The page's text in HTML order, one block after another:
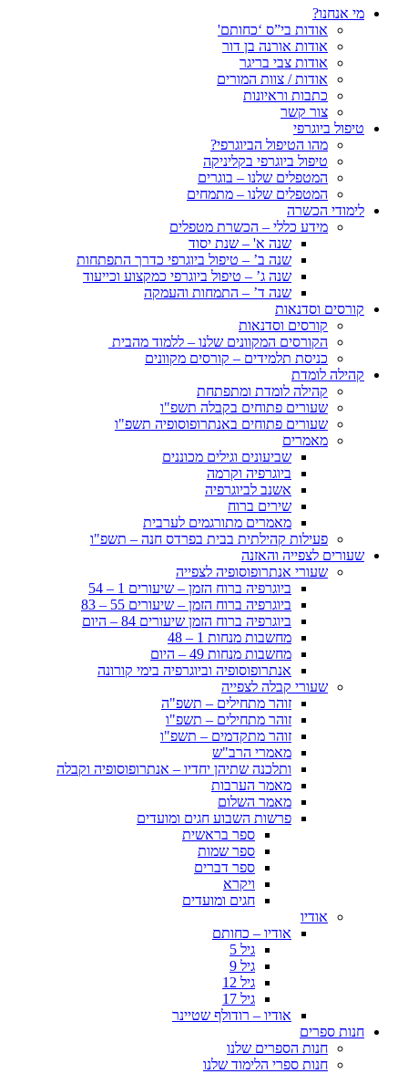
מי אנחנו?
אודות בי”ס ‘כחותם'
אודות אורנה בן דור
אודות צבי בריגר
אודות / צוות המורים
כתבות וראיונות
צור קשר
טיפול ביוגרפי
מהו הטיפול הביוגרפי?
טיפול ביוגרפי בקליניקה
המטפלים שלנו – בוגרים
המטפלים שלנו – מתמחים
לימודי הכשרה
מידע כללי – הכשרת מטפלים
שנה א' – שנת יסוד
שנה ב’ – טיפול ביוגרפי כדרך התפתחות
שנה ג’ – טיפול ביוגרפי כמקצוע וכייעוד
שנה ד’ – התמחות והעמקה
קורסים וסדנאות
קורסים וסדנאות
הקורסים המקוונים שלנו – ללמוד מהבית
כניסת תלמידים – קורסים מקוונים
קהילה לומדת
קהילה לומדת ומתפתחת
שעורים פתוחים בקבלה תשפ"ו
שעורים פתוחים באנתרופוסופיה תשפ"ו
מאמרים
שביעונים וגילים מכוננים
ביוגרפיה וקרמה
אשנב לביוגרפיה
שירים ברוח
מאמרים מתורגמים לערבית
פעילות קהילתית בבית בפרדס חנה – תשפ"ו
שעורים לצפייה והאזנה
שעורי אנתרופוסופיה לצפייה
ביוגרפיה ברוח הזמן – שיעורים 1 – 54
ביוגרפיה ברוח הזמן – שיעורים 55 – 83
ביוגרפיה ברוח הזמן שיעורים 84 – היום
מחשבות מנחות 1 – 48
מחשבות מנחות 49 – היום
אנתרופוסופיה וביוגרפיה בימי קורונה
שעורי קבלה לצפייה
זוהר מתחילים – תשפ"ה
זוהר מתחילים – תשפ"ו
זוהר מתקדמים – תשפ"ו
מאמרי הרב"ש
ותלכנה שתיהן יחדיו – אנתרופוסופיה וקבלה
מאמר הערבות
מאמר השלום
פרשות השבוע חגים ומועדים
ספר בראשית
ספר שמות
ספר דברים
ויקרא
חגים ומועדים
אודיו
אודיו – כחותם
גיל 5
גיל 9
גיל 12
גיל 17
אודיו – רודולף שטיינר
חנות ספרים
חנות הספרים שלנו
חנות ספרי הלימוד שלנו